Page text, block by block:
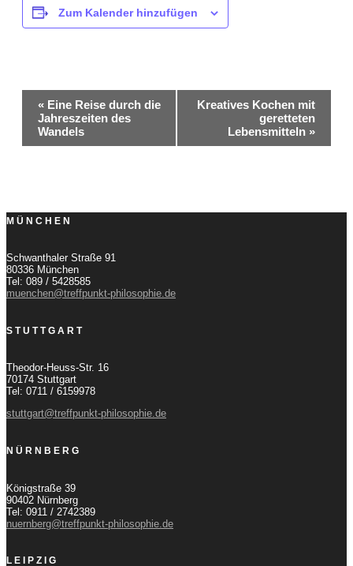
Zum Kalender hinzufügen
Veranstaltung-
Navigation
« Eine Reise durch die
Jahreszeiten des
Wandels
Kreatives Kochen mit
geretteten
Lebensmitteln »
MÜNCHEN
Schwanthaler Straße 91
80336 München
Tel: 089 / 5428585
muenchen@treffpunkt-philosophie.de
STUTTGART
Theodor-Heuss-Str. 16
70174 Stuttgart
Tel: 0711 / 6159978
stuttgart@treffpunkt-philosophie.de
NÜRNBERG
Königstraße 39
90402 Nürnberg
Tel: 0911 / 2742389
nuernberg@treffpunkt-philosophie.de
LEIPZIG